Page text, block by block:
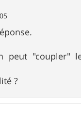
peut "coupler"
?